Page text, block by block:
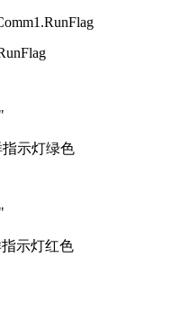
示灯绿色
示灯红色